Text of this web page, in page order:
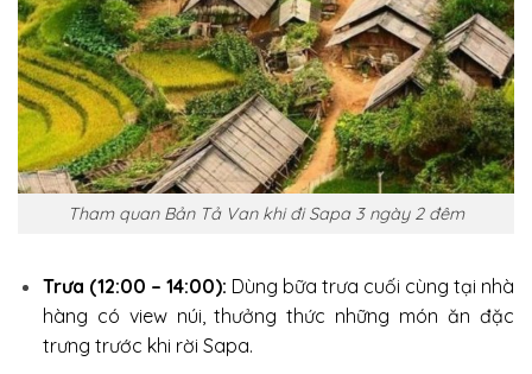
Tham quan Bản Tả Van khi đi Sapa 3 ngày 2 đêm
Trưa (12:00 – 14:00): Dùng bữa trưa cuối cùng tại nhà
hàng có view núi, thưởng thức những món ăn đặc
trưng trước khi rời Sapa.